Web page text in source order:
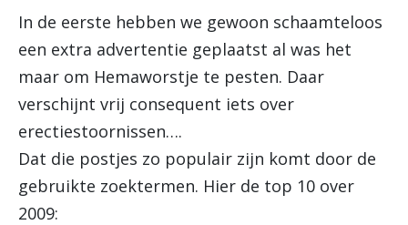
In de eerste hebben we gewoon schaamteloos
een extra advertentie geplaatst al was het
maar om Hemaworstje te pesten. Daar
verschijnt vrij consequent iets over
erectiestoornissen….
Dat die postjes zo populair zijn komt door de
gebruikte zoektermen. Hier de top 10 over
2009: